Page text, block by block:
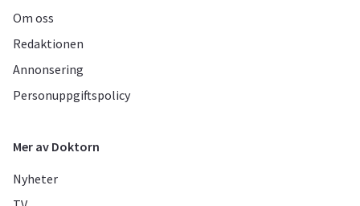
Om oss
Redaktionen
Annonsering
Personuppgiftspolicy
Mer av Doktorn
Nyheter